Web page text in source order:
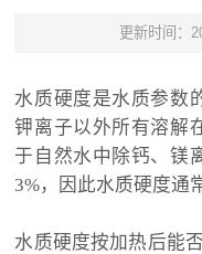
更新时间：
水质硬度是水质参数
钾离子以外所有溶解
于自然水中除钙、镁
3%，因此水质硬度通
水质硬度按加热后能